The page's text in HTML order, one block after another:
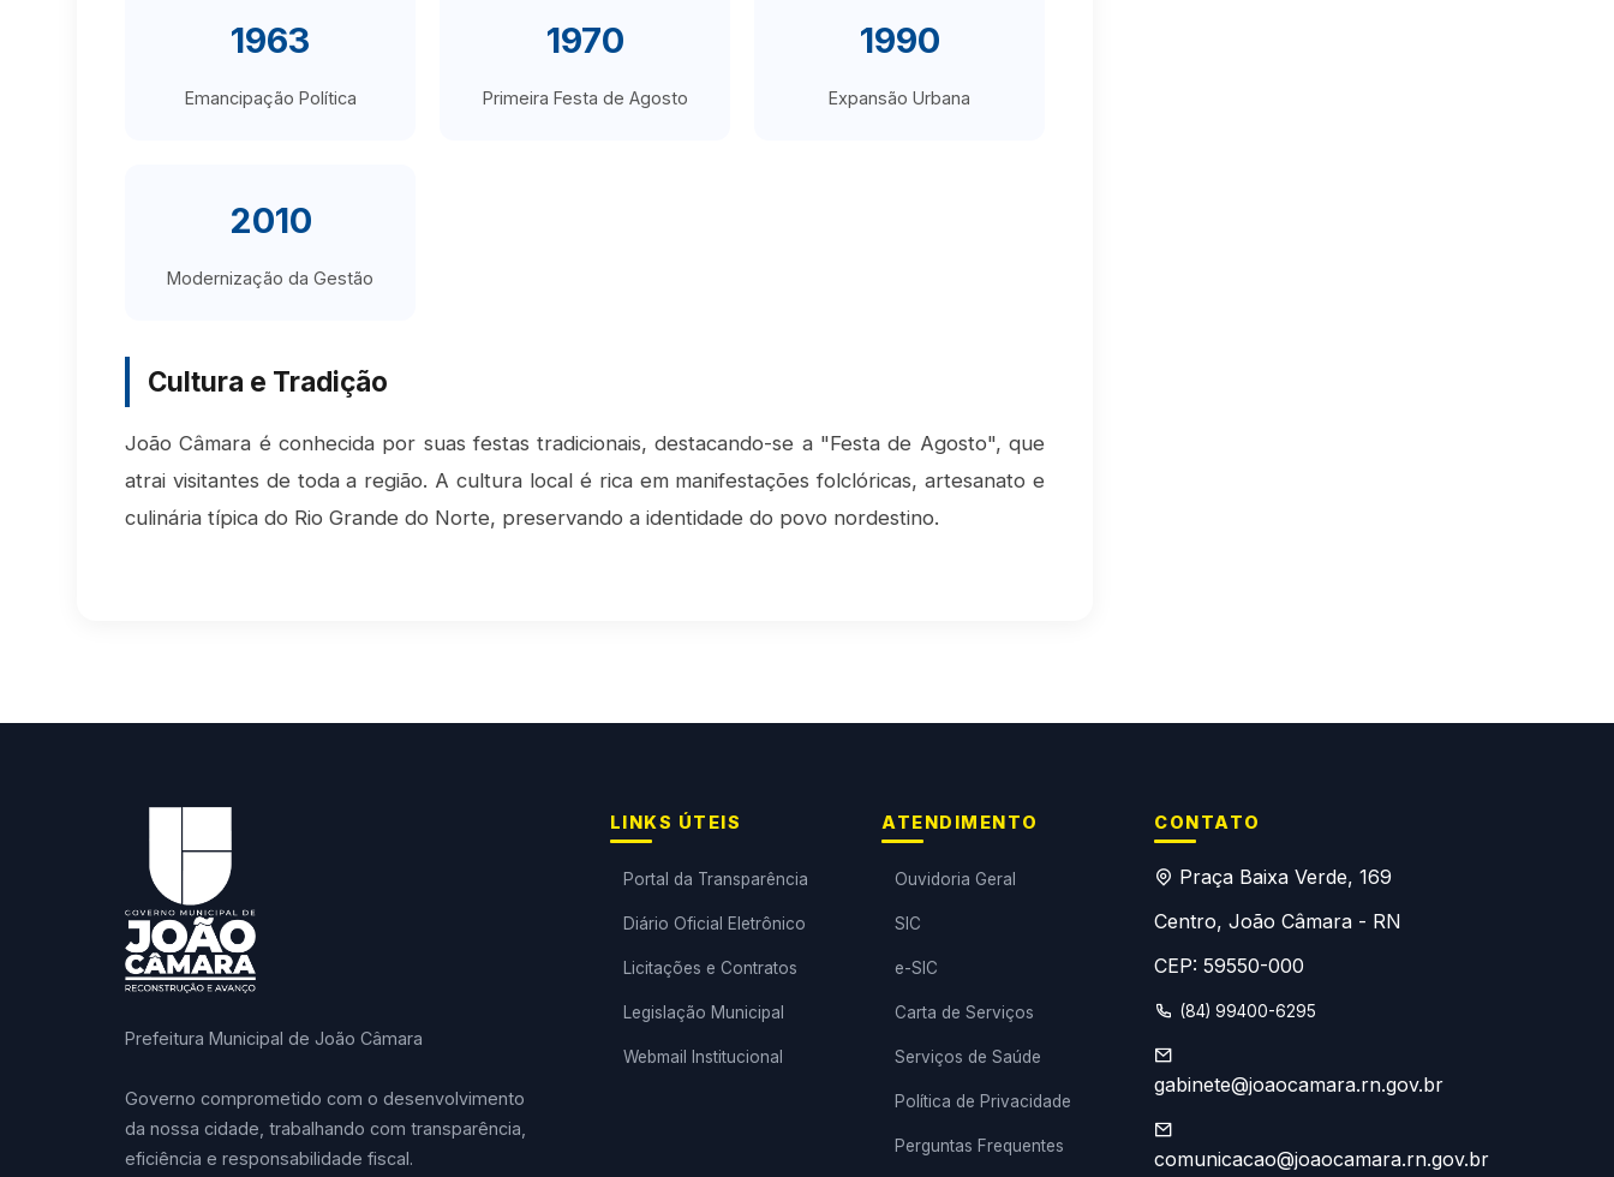
1963
Emancipação Política
1970
Primeira Festa de Agosto
1990
Expansão Urbana
2010
Modernização da Gestão
Cultura e Tradição
João Câmara é conhecida por suas festas tradicionais, destacando-se a "Festa de Agosto", que
atrai visitantes de toda a região. A cultura local é rica em manifestações folclóricas, artesanato e
culinária típica do Rio Grande do Norte, preservando a identidade do povo nordestino.
Prefeitura Municipal de João Câmara
Governo comprometido com o desenvolvimento
da nossa cidade, trabalhando com transparência,
eficiência e responsabilidade fiscal.
LINKS ÚTEIS
Portal da Transparência
Diário Oficial Eletrônico
Licitações e Contratos
Legislação Municipal
Webmail Institucional
ATENDIMENTO
Ouvidoria Geral
SIC
e-SIC
Carta de Serviços
Serviços de Saúde
Política de Privacidade
Perguntas Frequentes
CONTATO
Praça Baixa Verde, 169
Centro, João Câmara - RN
CEP: 59550-000
(84) 99400-6295
gabinete@joaocamara.rn.gov.br
comunicacao@joaocamara.rn.gov.br